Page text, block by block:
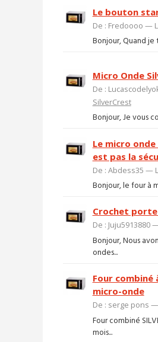
Le bouton
De : Fredoooo —
Bonjour, Quand
Micro Onde
De :
SilverCrest
Bonjour, Je vous
Le micro
est pas la
De : Abdess35 —
Bonjour, le four à
Crochet
De : Juju5913880
Bonjour, Nous
ondes...
Four combiné
micro-onde
De : serge pons
Four combiné
mois...